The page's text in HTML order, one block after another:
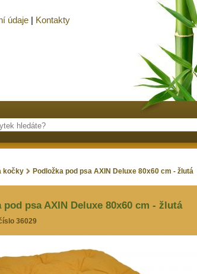
kočky Podložka pod psa AXIN Deluxe 80x60 cm - žlutá
pod psa AXIN Deluxe 80x60 cm - žlutá
36029
údaje | Kontakty